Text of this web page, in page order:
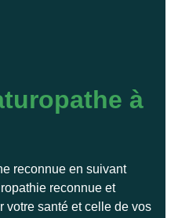
à
reconnue en suivant
reconnue et
votre santé et celle de vos